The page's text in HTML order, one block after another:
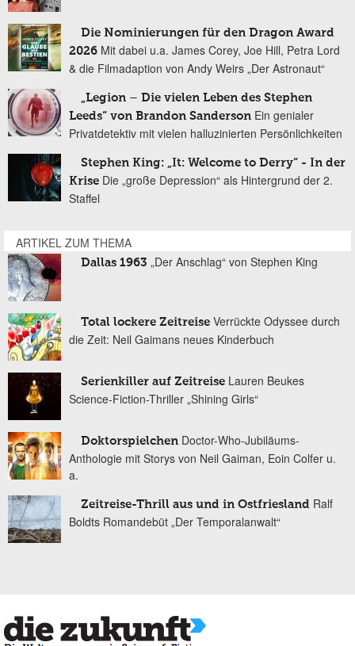
Die Nominierungen für den Dragon Award
2026 Mit dabei u.a. James Corey, Joe Hill, Petra Lord
& die Filmadaption von Andy Weirs „Der Astronaut“
„Legion – Die vielen Leben des Stephen
Leeds“ von Brandon Sanderson Ein genialer
Privatdetektiv mit vielen halluzinierten Persönlichkeiten
Stephen King: „It: Welcome to Derry“ - In der
Krise Die „große Depression“ als Hintergrund der 2.
Staffel
ARTIKEL ZUM THEMA
Dallas 1963 „Der Anschlag“ von Stephen King
Total lockere Zeitreise Verrückte Odyssee durch
die Zeit: Neil Gaimans neues Kinderbuch
Serienkiller auf Zeitreise Lauren Beukes
Science-Fiction-Thriller „Shining Girls“
Doktorspielchen Doctor-Who-Jubiläums-
Anthologie mit Storys von Neil Gaiman, Eoin Colfer u.
a.
Zeitreise-Thrill aus und in Ostfriesland Ralf
Boldts Romandebüt „Der Temporalanwalt“